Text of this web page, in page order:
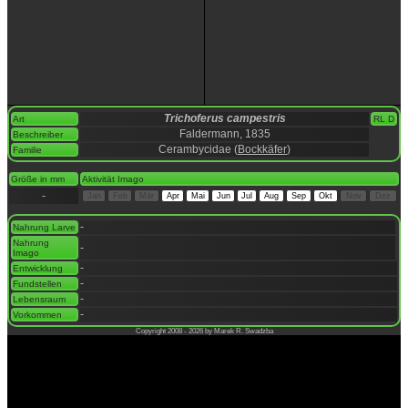
Art Trichoferus campestris
RL D
Beschreiber
Faldermann, 1835
Familie Cerambycidae (Bockkäfer)
Größe in mm Aktivität Imago
- Apr Mai Jun Jul Aug Sep Okt Dez
Nahrung Larve -
Nahrung
Imago
-
Entwicklung -
Fundstellen -
Lebensraum -
Vorkommen -
Copyright 2008 - 2026 by Marek R. Swadzba